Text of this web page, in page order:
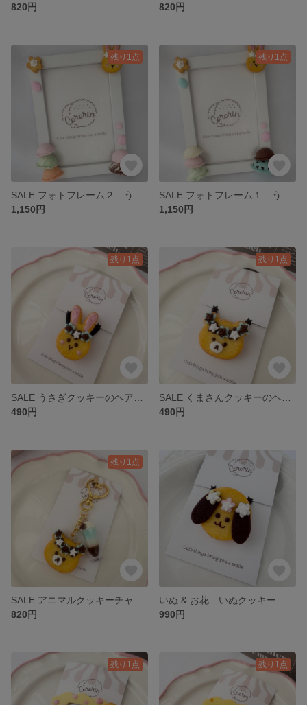
820円
820円
残り1点
1,150円
残り1点
1,150円
残り1点
490円
残り1点
490円
残り1点
820円
990円
残り1点 残り1点